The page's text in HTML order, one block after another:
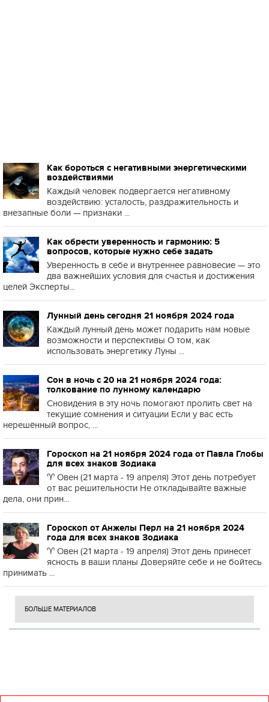
Как бороться с негативными энергетическими
воздействиями
Каждый человек подвергается негативному
воздействию: усталость, раздражительность и
внезапные боли — признаки ...
Как обрести уверенность и гармонию: 5
вопросов, которые нужно себе задать
Уверенность в себе и внутреннее равновесие — это
два важнейших условия для счастья и достижения
целей Эксперты...
Лунный день сегодня 21 ноября 2024 года
Каждый лунный день может подарить нам новые
возможности и перспективы О том, как
использовать энергетику Луны ...
Сон в ночь с 20 на 21 ноября 2024 года:
толкование по лунному календарю
Сновидения в эту ночь помогают пролить свет на
текущие сомнения и ситуации Если у вас есть
нерешённый вопрос, ...
Гороскоп на 21 ноября 2024 года от Павла Глобы
для всех знаков Зодиака
♈️ Овен (21 марта - 19 апреля) Этот день потребует
от вас решительности Не откладывайте важные
дела, они прин...
Гороскоп от Анжелы Перл на 21 ноября 2024
года для всех знаков Зодиака
♈️ Овен (21 марта - 19 апреля) Этот день принесет
ясность в ваши планы Доверяйте себе и не бойтесь
принимать ...
БОЛЬШЕ МАТЕРИАЛОВ